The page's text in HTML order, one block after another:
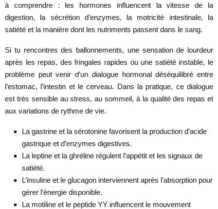
à comprendre : les hormones influencent la vitesse de la
digestion, la sécrétion d’enzymes, la motricité intestinale, la
satiété et la manière dont les nutriments passent dans le sang.
Si tu rencontres des ballonnements, une sensation de lourdeur
après les repas, des fringales rapides ou une satiété instable, le
problème peut venir d’un dialogue hormonal déséquilibré entre
l’estomac, l’intestin et le cerveau. Dans la pratique, ce dialogue
est très sensible au stress, au sommeil, à la qualité des repas et
aux variations de rythme de vie.
La gastrine et la sérotonine favorisent la production d’acide
gastrique et d’enzymes digestives.
La leptine et la ghréline régulent l’appétit et les signaux de
satiété.
L’insuline et le glucagon interviennent après l’absorption pour
gérer l’énergie disponible.
La motiline et le peptide YY influencent le mouvement